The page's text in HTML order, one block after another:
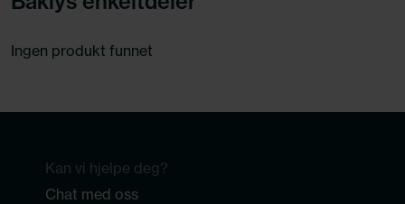
Ingen produkt funnet
Kan vi hjelpe deg?
Chat med oss